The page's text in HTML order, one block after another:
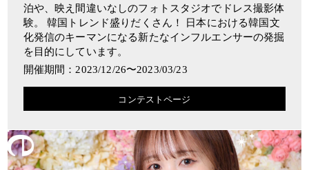
泊や、映え間違いなしのフォトスタジオでドレス撮影体
験。 韓国トレンド盛りだくさん！ 日本における韓国文
化発信のキーマンになる新たなインフルエンサーの発掘
を目的にしています。
開催期間：2023/12/26〜2023/03/23
コンテストページ